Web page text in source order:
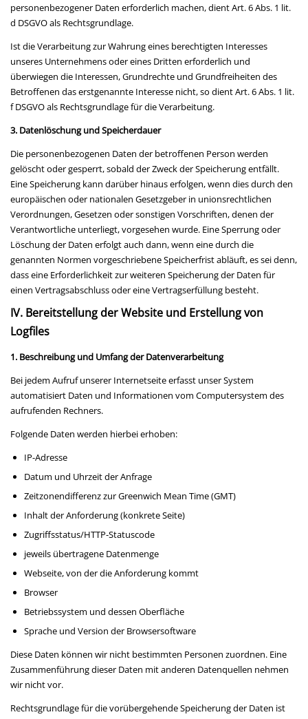
personenbezogener Daten erforderlich machen, dient Art. 6 Abs. 1 lit.
d DSGVO als Rechtsgrundlage.
Ist die Verarbeitung zur Wahrung eines berechtigten Interesses
unseres Unternehmens oder eines Dritten erforderlich und
überwiegen die Interessen, Grundrechte und Grundfreiheiten des
Betroffenen das erstgenannte Interesse nicht, so dient Art. 6 Abs. 1 lit.
f DSGVO als Rechtsgrundlage für die Verarbeitung.
3. Datenlöschung und Speicherdauer
Die personenbezogenen Daten der betroffenen Person werden
gelöscht oder gesperrt, sobald der Zweck der Speicherung entfällt.
Eine Speicherung kann darüber hinaus erfolgen, wenn dies durch den
europäischen oder nationalen Gesetzgeber in unionsrechtlichen
Verordnungen, Gesetzen oder sonstigen Vorschriften, denen der
Verantwortliche unterliegt, vorgesehen wurde. Eine Sperrung oder
Löschung der Daten erfolgt auch dann, wenn eine durch die
genannten Normen vorgeschriebene Speicherfrist abläuft, es sei denn,
dass eine Erforderlichkeit zur weiteren Speicherung der Daten für
einen Vertragsabschluss oder eine Vertragserfüllung besteht.
IV. Bereitstellung der Website und Erstellung von
Logfiles
1. Beschreibung und Umfang der Datenverarbeitung
Bei jedem Aufruf unserer Internetseite erfasst unser System
automatisiert Daten und Informationen vom Computersystem des
aufrufenden Rechners.
Folgende Daten werden hierbei erhoben:
IP-Adresse
Datum und Uhrzeit der Anfrage
Zeitzonendifferenz zur Greenwich Mean Time (GMT)
Inhalt der Anforderung (konkrete Seite)
Zugriffsstatus/HTTP-Statuscode
jeweils übertragene Datenmenge
Webseite, von der die Anforderung kommt
Browser
Betriebssystem und dessen Oberfläche
Sprache und Version der Browsersoftware
Diese Daten können wir nicht bestimmten Personen zuordnen. Eine
Zusammenführung dieser Daten mit anderen Datenquellen nehmen
wir nicht vor.
Rechtsgrundlage für die vorübergehende Speicherung der Daten ist